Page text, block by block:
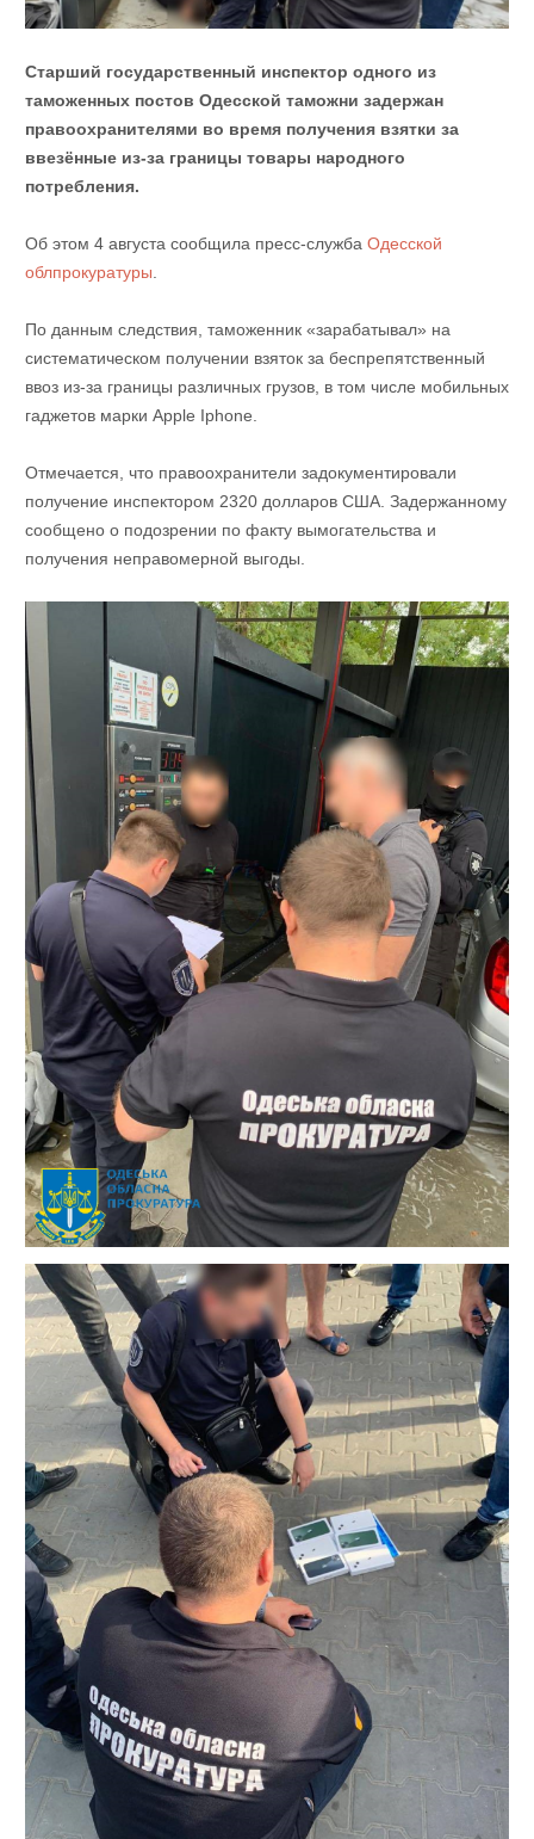
Старший государственный инспектор одного из
таможенных постов Одесской таможни задержан
правоохранителями во время получения взятки за
ввезённые из-за границы товары народного
потребления.
Об этом 4 августа сообщила пресс-служба Одесской
облпрокуратуры
По данным следствия, таможенник «зарабатывал» на
систематическом получении взяток за беспрепятственный
ввоз из-за границы различных грузов, в том числе мобильных
гаджетов марки Apple Iphone.
Отмечается, что правоохранители задокументировали
получение инспектором 2320 долларов США. Задержанному
сообщено о подозрении по факту вымогательства и
получения неправомерной выгоды.